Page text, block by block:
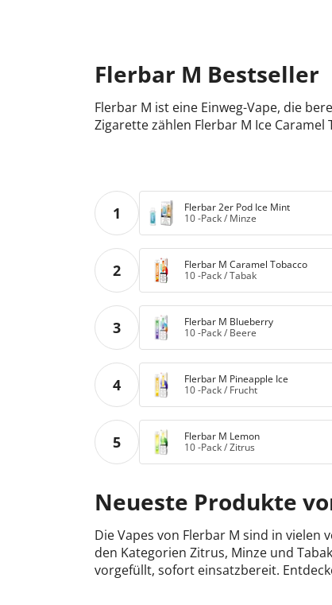
Flerbar M Bestseller
Flerbar M ist eine Einweg-Vape, die
Zigarette zählen Flerbar M Ice
1
Flerbar 2er Pod Ice Mint
10 -Pack/ Minze
2
Flerbar M Caramel Tobacco
10 -Pack/Tabak
3
Flerbar M Blueberry
10 -Pack/ Beere
4
Flerbar M Pineapple Ice
10 -Pack/ Frucht
5
Flerbar M Lemon
10 -Pack/Zitrus
Neueste Produkte
Die Vapes von Flerbar M sind in
den Kategorien Zitrus, Minze und
vorgefüllt, sofort einsatzbereit.